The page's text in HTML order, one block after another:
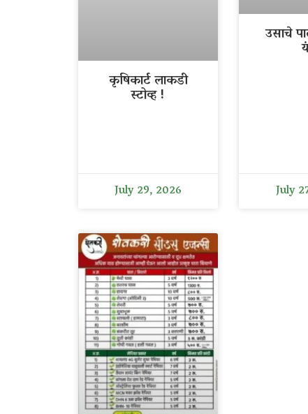
कृषिकार्ट लाकडी
स्टोव्ह !
July 29, 2026
उसाचे
July